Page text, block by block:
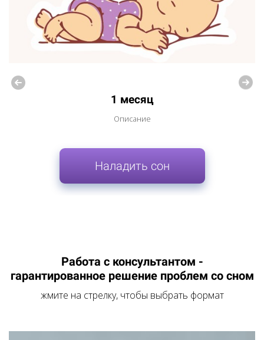
1 месяц
Описание
Наладить сон
Работа с консультантом -
гарантированное решение проблем со сном
жмите на стрелку, чтобы выбрать формат